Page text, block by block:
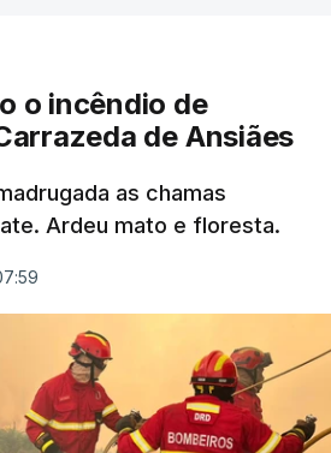
ESTÁ NESTE
o incêndio de
de Ansiães
as chamas
Ardeu mato e floresta.